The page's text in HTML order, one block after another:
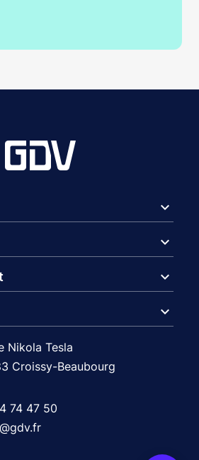
expand_more
expand_more
expand_more
expand_more
Nikola Tesla
Croissy-Beaubourg
74 47 50